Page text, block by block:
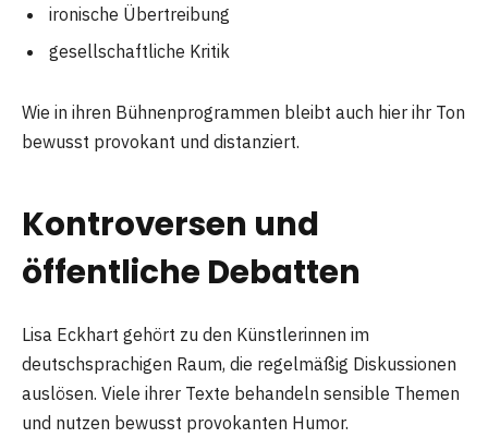
ironische Übertreibung
gesellschaftliche Kritik
Wie in ihren Bühnenprogrammen bleibt auch hier ihr Ton
bewusst provokant und distanziert.
Kontroversen und
öffentliche Debatten
Lisa Eckhart gehört zu den Künstlerinnen im
deutschsprachigen Raum, die regelmäßig Diskussionen
auslösen. Viele ihrer Texte behandeln sensible Themen
und nutzen bewusst provokanten Humor.